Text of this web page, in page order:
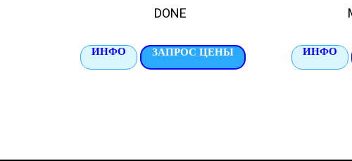
DONE
ИНФО ЗАПРОС ЦЕНЫ ИНФО